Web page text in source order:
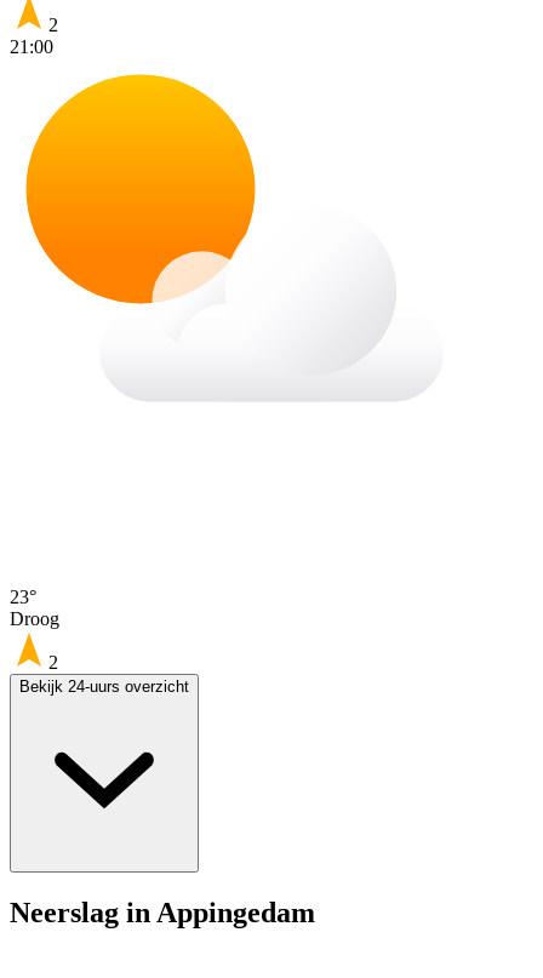
2
21:00
23°
Droog
2
Bekijk 24-uurs overzicht
Neerslag in Appingedam